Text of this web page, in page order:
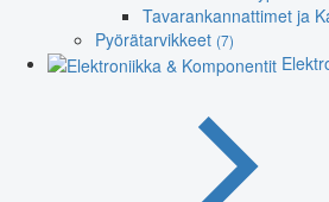
Tavarankannattimet ja
Pyörätarvikkeet (7)